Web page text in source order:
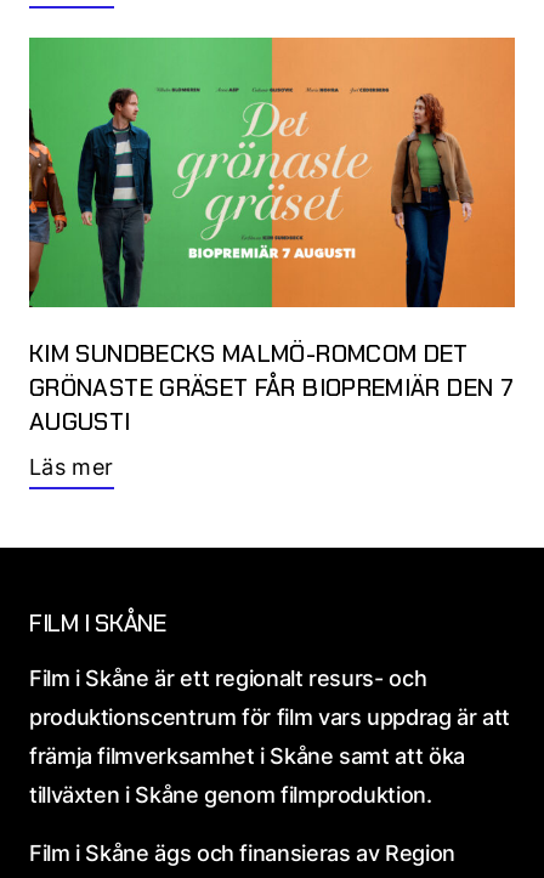
KIM SUNDBECKS MALMÖ-ROMCOM DET
GRÖNASTE GRÄSET FÅR BIOPREMIÄR DEN 7
AUGUSTI
Läs mer
FILM I SKÅNE
Film i Skåne är ett regionalt resurs- och
produktionscentrum för film vars uppdrag är att
främja filmverksamhet i Skåne samt att öka
tillväxten i Skåne genom filmproduktion.
Film i Skåne ägs och finansieras av Region